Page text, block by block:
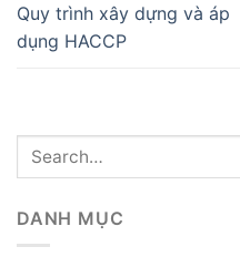
Quy trình xây dựng và áp
dụng HACCP
DANH MỤC